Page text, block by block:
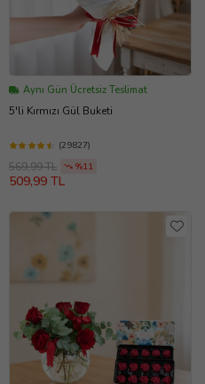
Aynı Gün Ücretsiz Teslimat
5'li Kırmızı Gül Buketi
(29827)
569,99 TL %11
509,99 TL